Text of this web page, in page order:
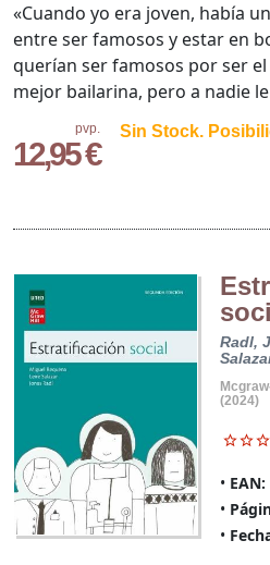
pvp.
12,95 €
Sin Stock.
«Cuando yo era joven, había
entre ser famosos y estar en
querían ser famosos por ser
mejor bailarina, pero a nadie le
Radl,
(2024)
EAN: